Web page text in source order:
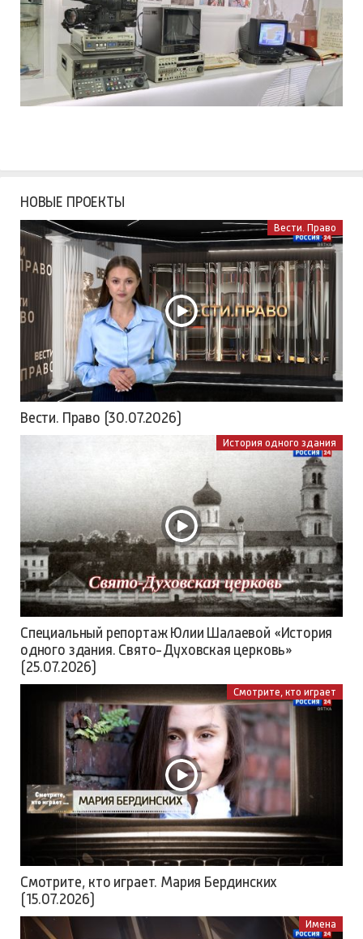
НОВЫЕ ПРОЕКТЫ
Вести. Право
Вести. Право (30.07.2026)
История одного здания
Специальный репортаж Юлии Шалаевой «История
одного здания. Свято-Духовская церковь»
(25.07.2026)
Смотрите, кто играет
Смотрите, кто играет. Мария Бердинских
(15.07.2026)
Имена